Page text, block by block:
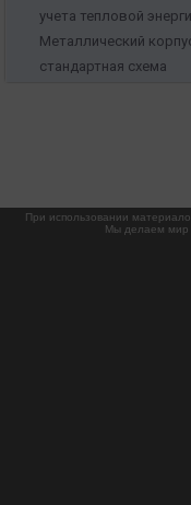
учета тепловой
Металлический
стандартная схема
При использовании
Мы делаем